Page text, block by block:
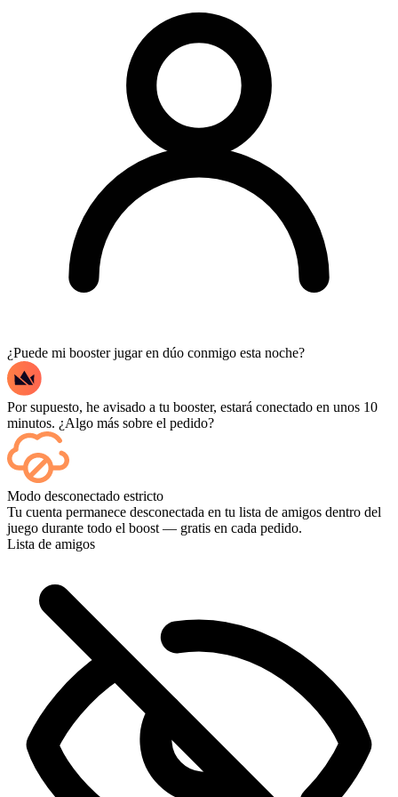
¿Puede mi booster jugar en dúo conmigo esta noche?
Por supuesto, he avisado a tu booster, estará conectado en unos 10
minutos. ¿Algo más sobre el pedido?
Sí, cada partida aparece en tu panel de control a medida que termina,
y si quieres ver las partidas en sí, añade Streaming al finalizar la
compra.
Modo desconectado estricto
Tu cuenta permanece desconectada en tu lista de amigos dentro del
juego durante todo el boost — gratis en cada pedido.
Lista de amigos